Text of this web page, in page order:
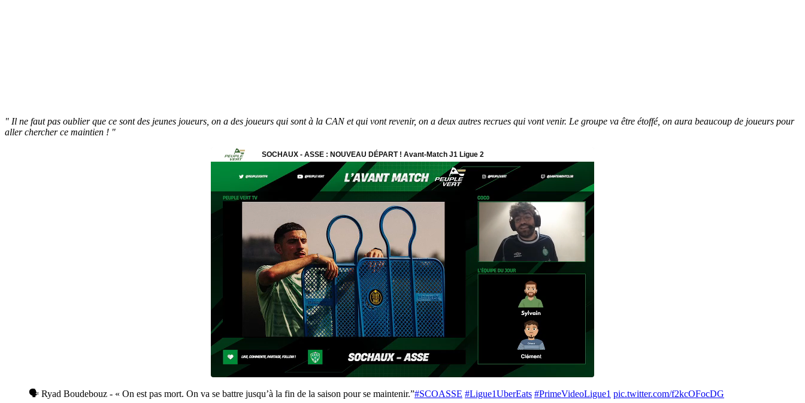
" Il ne faut pas oublier que ce sont des jeunes joueurs, on a des joueurs qui sont à la CAN et qui vont revenir, on a deux autres recrues qui vont venir. Le groupe va être étoffé, on aura beaucoup de joueurs pour
aller chercher ce maintien ! "
🗣️ Ryad Boudebouz - « On est pas mort. On va se battre jusqu’à la fin de la saison pour se maintenir.”#SCOASSE #Ligue1UberEats #PrimeVideoLigue1 pic.twitter.com/f2kcOFocDG